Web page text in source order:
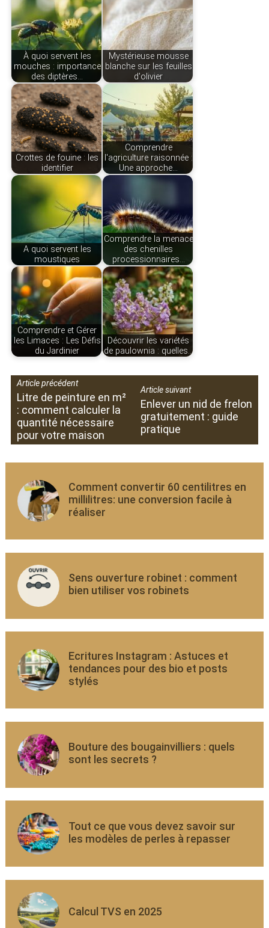
À quoi servent les
mouches : importance
des diptères…
Mystérieuse mousse
blanche sur les feuilles
d'olivier
Crottes de fouine : les
identifier
Comprendre
l'agriculture raisonnée :
Une approche…
A quoi servent les
moustiques
Comprendre la menace
des chenilles
processionnaires…
Comprendre et Gérer
les Limaces : Les Défis
du Jardinier
Découvrir les variétés
de paulownia : quelles…
Article précédent
Litre de peinture en m²
: comment calculer la
quantité nécessaire
pour votre maison
Article suivant
Enlever un nid de frelon
gratuitement : guide
pratique
Comment convertir 60 centilitres en
millilitres: une conversion facile à
réaliser
Sens ouverture robinet : comment
bien utiliser vos robinets
Ecritures Instagram : Astuces et
tendances pour des bio et posts
stylés
Bouture des bougainvilliers : quels
sont les secrets ?
Tout ce que vous devez savoir sur
les modèles de perles à repasser
Calcul TVS en 2025